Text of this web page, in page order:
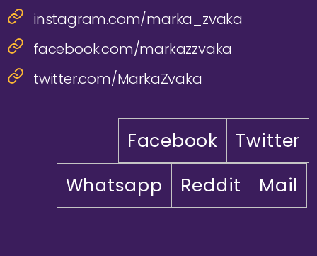
instagram.com/marka_zvaka
facebook.com/markazzvaka
twitter.com/MarkaZvaka
Facebook
Twitter
Whatsapp
Reddit Mail